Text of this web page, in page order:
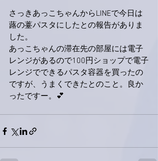
さっきあっこちゃんからLINEで今日は
蕗の薹パスタにしたとの報告がありま
した。
あっこちゃんの滞在先の部屋には電子
レンジがあるので100円ショップで電子
レンジでできるパスタ容器を買ったの
ですが、うまくできたとのこと。良か
ったですー。💕